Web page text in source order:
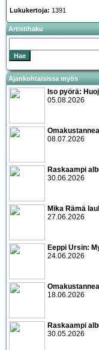
Lukukertoja: 1391
Artistihaku
Ajankohtaisissa myös
Iso pyörä:
05.08.2026
08.07.2026
Raskaampi
30.06.2026
Mika Rämä
27.06.2026
Eeppi Ursin:
24.06.2026
18.06.2026
Raskaampi
30.05.2026